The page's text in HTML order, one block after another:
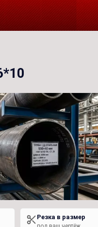
Резка в размер